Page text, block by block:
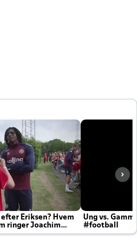
Eriksen? Hvem
ringer Joachim
Ung vs.
#football